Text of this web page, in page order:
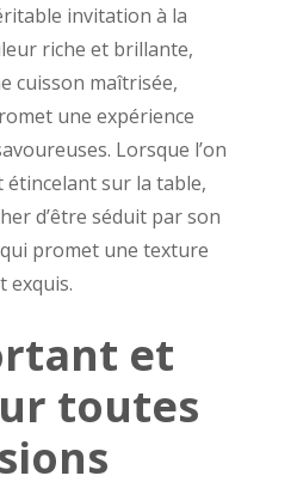
invitation à la
riche et brillante,
cuisson maîtrisée,
une expérience
Lorsque l’on
étincelant sur la table,
d’être séduit par son
promet une texture
exquis.
et
toutes